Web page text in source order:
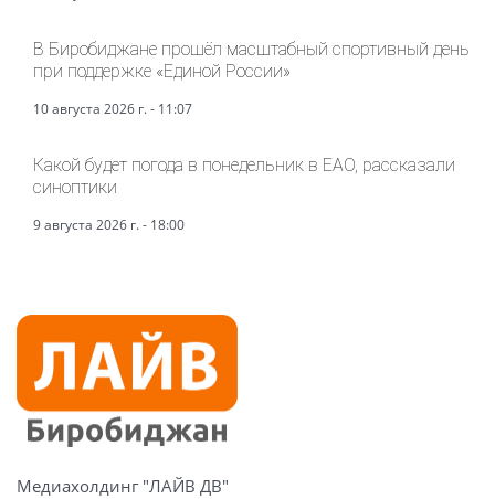
В Биробиджане прошёл масштабный спортивный день
при поддержке «Единой России»
10 августа 2026 г. - 11:07
Какой будет погода в понедельник в ЕАО, рассказали
синоптики
9 августа 2026 г. - 18:00
Медиахолдинг "ЛАЙВ ДВ"